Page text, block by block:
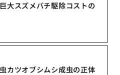
大スズメバチ駆除コストの
カツオブシムシ成虫の正体